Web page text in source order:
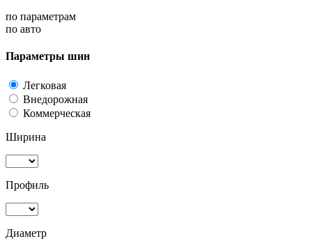
по параметрам
по авто
Параметры шин
Легковая
Внедорожная
Коммерческая
Ширина
Профиль
Диаметр